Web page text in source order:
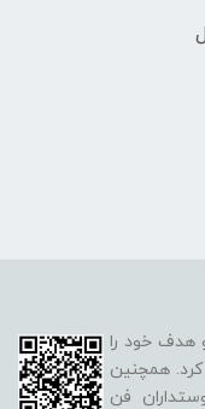
متولد شد و هدف خود را
همچنین
فن